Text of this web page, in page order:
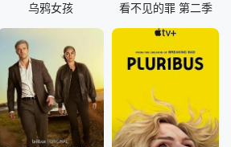
乌鸦女孩 看不见的罪 第二季